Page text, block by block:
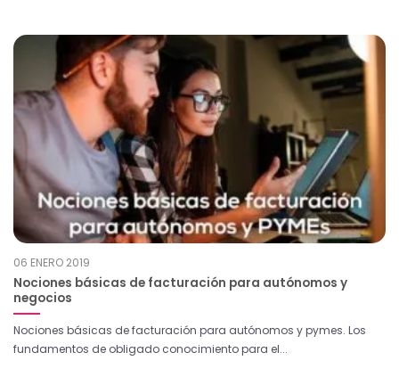
06 ENERO 2019
Nociones básicas de facturación para autónomos y
negocios
Nociones básicas de facturación para autónomos y pymes. Los
fundamentos de obligado conocimiento para el...